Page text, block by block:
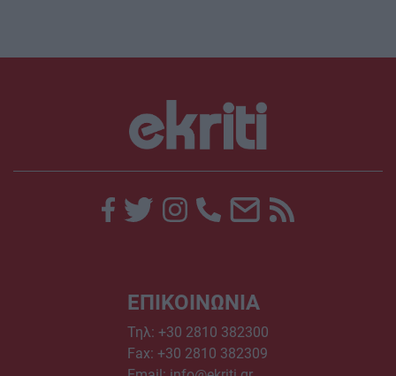
ΕΠΙΚΟΙΝΩΝΙΑ
Τηλ: +30 2810 382300
Fax: +30 2810 382309